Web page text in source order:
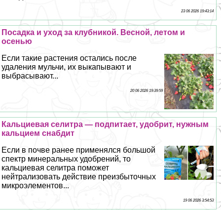
23 06 2026 19:43:14
Посадка и уход за клубникой. Весной, летом и
осенью
Если такие растения остались после
удаления мульчи, их выкапывают и
выбрасывают...
20 06 2026 19:39:59
Кальциевая селитра — подпитает, удобрит, нужным
кальцием снабдит
Если в почве ранее применялся большой
спектр минеральных удобрений, то
кальциевая селитра поможет
нейтрализовать действие преизбыточных
микроэлементов...
19 06 2026 3:54:53